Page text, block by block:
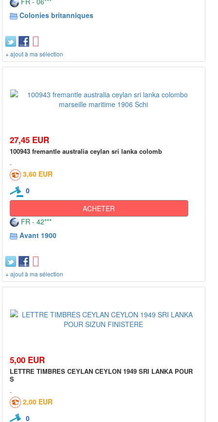
Colonies britanniques
+ ajout à ma sélection
27,45 EUR
100943 fremantle australia ceylan sri lanka colomb
3,60 EUR
0
ACHETER
FR - 42***
Avant 1900
+ ajout à ma sélection
5,00 EUR
LETTRE TIMBRES CEYLAN CEYLON 1949 SRI LANKA POUR
S
2,00 EUR
0